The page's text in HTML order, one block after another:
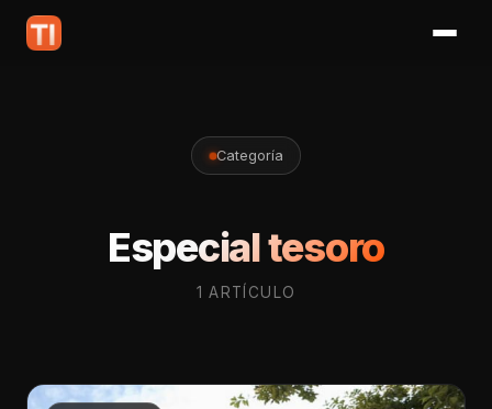
Categoría
Especial tesoro
1 ARTÍCULO